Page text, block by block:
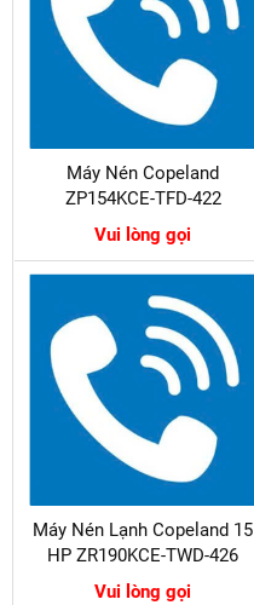
Máy Nén Copeland
ZP154KCE-TFD-422
Vui lòng gọi
Máy Nén Lạnh Copeland 15
HP ZR190KCE-TWD-426
Vui lòng gọi